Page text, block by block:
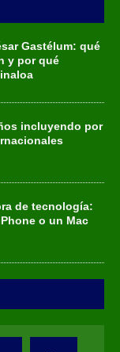
Gastélum: qué
y por qué
incluyendo por
de tecnología:
o un Mac